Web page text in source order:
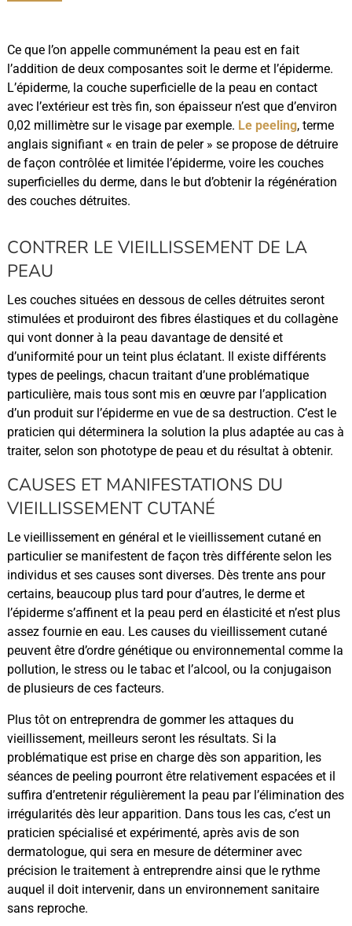
Ce que l’on appelle communément la peau est en fait
l’addition de deux composantes soit le derme et l’épiderme.
L’épiderme, la couche superficielle de la peau en contact
avec l’extérieur est très fin, son épaisseur n’est que d’environ
0,02 millimètre sur le visage par exemple. Le peeling, terme
anglais signifiant « en train de peler » se propose de détruire
de façon contrôlée et limitée l’épiderme, voire les couches
superficielles du derme, dans le but d’obtenir la régénération
des couches détruites.
CONTRER LE VIEILLISSEMENT DE LA
PEAU
Les couches situées en dessous de celles détruites seront
stimulées et produiront des fibres élastiques et du collagène
qui vont donner à la peau davantage de densité et
d’uniformité pour un teint plus éclatant. Il existe différents
types de peelings, chacun traitant d’une problématique
particulière, mais tous sont mis en œuvre par l’application
d’un produit sur l’épiderme en vue de sa destruction. C’est le
praticien qui déterminera la solution la plus adaptée au cas à
traiter, selon son phototype de peau et du résultat à obtenir.
CAUSES ET MANIFESTATIONS DU
VIEILLISSEMENT CUTANÉ
Le vieillissement en général et le vieillissement cutané en
particulier se manifestent de façon très différente selon les
individus et ses causes sont diverses. Dès trente ans pour
certains, beaucoup plus tard pour d’autres, le derme et
l’épiderme s’affinent et la peau perd en élasticité et n’est plus
assez fournie en eau. Les causes du vieillissement cutané
peuvent être d’ordre génétique ou environnemental comme la
pollution, le stress ou le tabac et l’alcool, ou la conjugaison
de plusieurs de ces facteurs.
Plus tôt on entreprendra de gommer les attaques du
vieillissement, meilleurs seront les résultats. Si la
problématique est prise en charge dès son apparition, les
séances de peeling pourront être relativement espacées et il
suffira d’entretenir régulièrement la peau par l’élimination des
irrégularités dès leur apparition. Dans tous les cas, c’est un
praticien spécialisé et expérimenté, après avis de son
dermatologue, qui sera en mesure de déterminer avec
précision le traitement à entreprendre ainsi que le rythme
auquel il doit intervenir, dans un environnement sanitaire
sans reproche.